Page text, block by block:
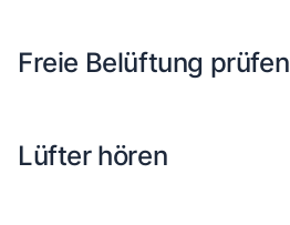
Freie Belüftung prüfen
Lüfter hören